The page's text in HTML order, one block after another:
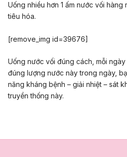
Uống nhiều hơn 1 ấm nước vối
tiêu hóa.
[remove_img id=39676]
Uống nước vối đúng cách, mỗi ngày
đúng lượng nước này trong ngày,
năng kháng bệnh – giải nhiệt – sát
truyền thống này.